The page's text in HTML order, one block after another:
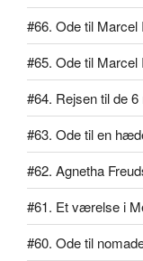
#66. Ode til Marcel
#65. Ode til Marcel
#64. Rejsen til de 6
#63. Ode til en
#62. Agnetha
#61. Et værelse i
#60. Ode til